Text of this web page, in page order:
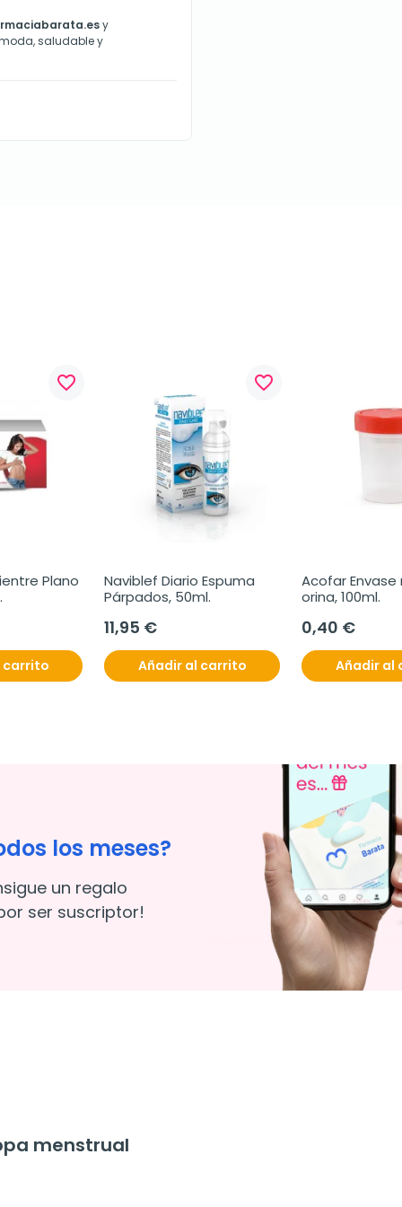
y
saludable y
favorite_border
Plano
carrito
favorite_border
Naviblef Diario Espuma
Párpados, 50ml.
11,95 €
Añadir al carrito
Acofar
orina, 100ml.
0,40 €
Añadir al
los meses?
un regalo
ser suscriptor!
menstrual